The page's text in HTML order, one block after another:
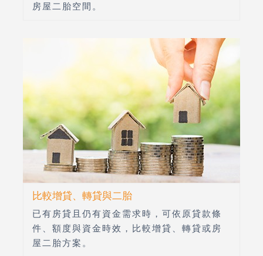
房屋二胎空間。
比較增貸、轉貸與二胎
已有房貸且仍有資金需求時，可依原貸款條
件、額度與資金時效，比較增貸、轉貸或房
屋二胎方案。